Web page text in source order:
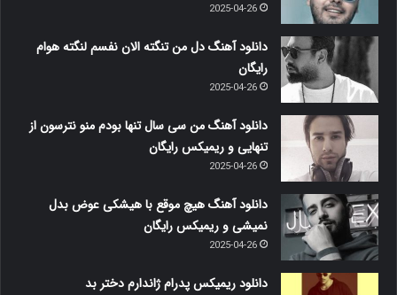
2025-04-26
دانلود آهنگ دل من تنگته الان نفسم لنگته هوام
رایگان
2025-04-26
دانلود آهنگ من سی سال تنها بودم منو نترسون از
تنهایی و ریمیکس رایگان
2025-04-26
دانلود آهنگ هیچ موقع با هیشکی عوض بدل
نمیشی و ریمیکس رایگان
2025-04-26
دانلود ریمیکس پدرام ژاندارم دختر بد